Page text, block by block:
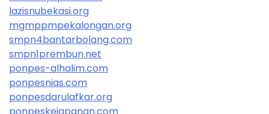
lazisnubekasi.org
mgmppmpekalongan.org
smpn4bantarbolang.com
smpn1prembun.net
ponpes-alhalim.com
ponpesnias.com
ponpesdarulafkar.org